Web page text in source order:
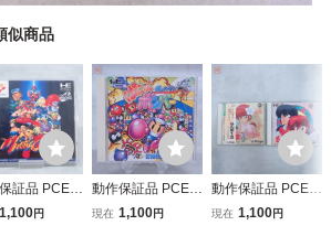
似商品
証品 PCE P
ジン SUPE
1,100円
動作保証品 PCE P
Cエンジン SUPE
現在 1,100円
動作保証品 PCE P
Cエンジン CD-RO
現在 1,100円